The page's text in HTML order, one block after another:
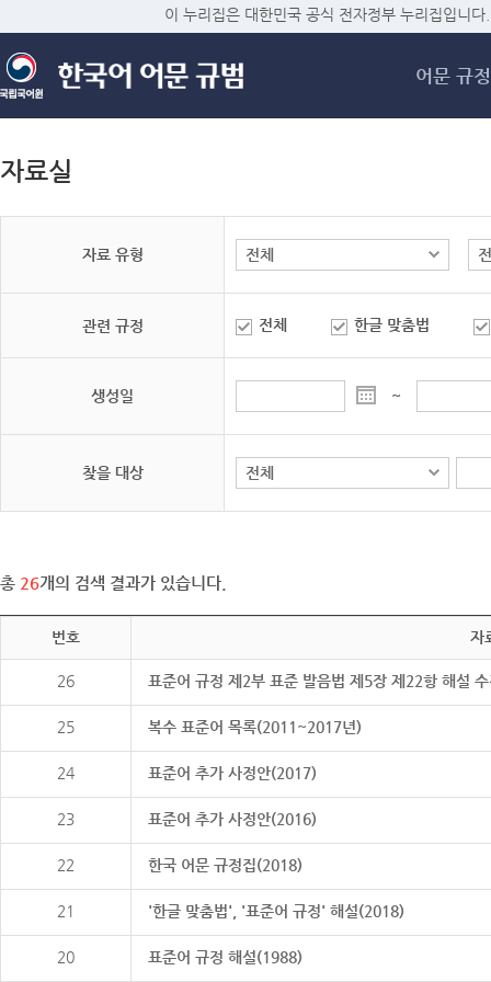
메
이 누리집은 대한민국 공식 전자정부 누리집입니다.
어문 규정
자료실
자료 유형
관련 규정 전체 한글 맞춤법
생성일 ~
찾을 대상
총 26개의 검색 결과가 있습니다.
번호 자
26 표준어 규정 제2부 표준 발음법 제5장 제22항 해설
25 복수 표준어 목록(2011~2017년)
24 표준어 추가 사정안(2017)
23 표준어 추가 사정안(2016)
22 한국 어문 규정집(2018)
21 '한글 맞춤법', '표준어 규정' 해설(2018)
20 표준어 규정 해설(1988)